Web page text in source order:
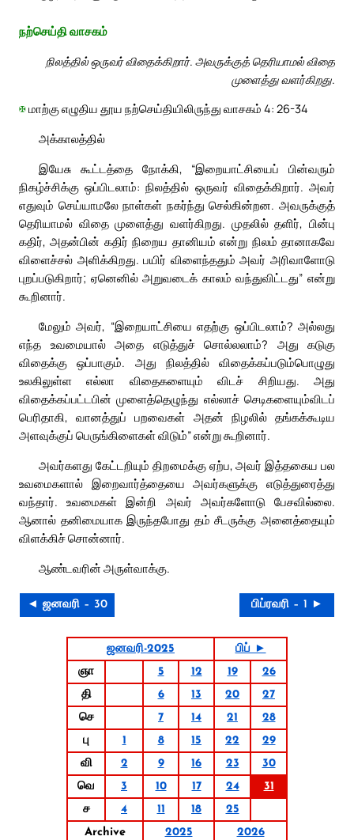
நற்செய்தி வாசகம்
நிலத்தில் ஒருவர் விதைக்கிறார். அவருக்குத் தெரியாமல் விதை
முளைத்து வளர்கிறது.
✠மாற்கு எழுதிய தூய நற்செய்தியிலிருந்து வாசகம் 4: 26-34
அக்காலத்தில்
இயேசு கூட்டத்தை நோக்கி, “இறையாட்சியைப் பின்வரும்
நிகழ்ச்சிக்கு ஒப்பிடலாம்: நிலத்தில் ஒருவர் விதைக்கிறார். அவர்
எதுவும் செய்யாமலே நாள்கள் நகர்ந்து செல்கின்றன. அவருக்குத்
தெரியாமல் விதை முளைத்து வளர்கிறது. முதலில் தளிர், பின்பு
கதிர், அதன்பின் கதிர் நிறைய தானியம் என்று நிலம் தானாகவே
விளைச்சல் அளிக்கிறது. பயிர் விளைந்ததும் அவர் அரிவாளோடு
புறப்படுகிறார்; ஏனெனில் அறுவடைக் காலம் வந்துவிட்டது” என்று
கூறினார்.
மேலும் அவர், “இறையாட்சியை எதற்கு ஒப்பிடலாம்? அல்லது
எந்த உவமையால் அதை எடுத்துச் சொல்லலாம்? அது கடுகு
விதைக்கு ஒப்பாகும். அது நிலத்தில் விதைக்கப்படும்பொழுது
உலகிலுள்ள எல்லா விதைகளையும் விடச் சிறியது. அது
விதைக்கப்பட்டபின் முளைத்தெழுந்து எல்லாச் செடிகளையும்விடப்
பெரிதாகி, வானத்துப் பறவைகள் அதன் நிழலில் தங்கக்கூடிய
அளவுக்குப் பெருங்கிளைகள் விடும்” என்று கூறினார்.
அவர்களது கேட்டறியும் திறமைக்கு ஏற்ப, அவர் இத்தகைய பல
உவமைகளால் இறைவார்த்தையை அவர்களுக்கு எடுத்துரைத்து
வந்தார். உவமைகள் இன்றி அவர் அவர்களோடு பேசவில்லை.
ஆனால் தனிமையாக இருந்தபோது தம் சீடருக்கு அனைத்தையும்
விளக்கிச் சொன்னார்.
ஆண்டவரின் அருள்வாக்கு.
◄ ஜனவரி – 30 பிப்ரவரி – 1 ►
ஜனவரி-2025
பிப் ►
ஞா
5 12 19
26
தி
6 13 20
27
செ
7 14 21
28
பு
1 8 15 22
29
வி
2 9 16 23
30
வெ
3 10 17 24
31
ச
4 11 18
25
Archive
2025 2026